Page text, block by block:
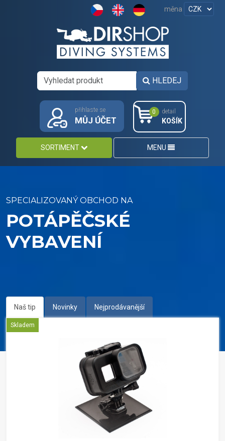
měna
HLEDEJ
přihlaste se
MŮJ ÚČET
0 detail
KOŠÍK
SORTIMENT MENU
SPECIALIZOVANÝ OBCHOD NA
POTÁPĚČSKÉ
VYBAVENÍ
Naš tip Novinky Nejprodávanější
Skladem